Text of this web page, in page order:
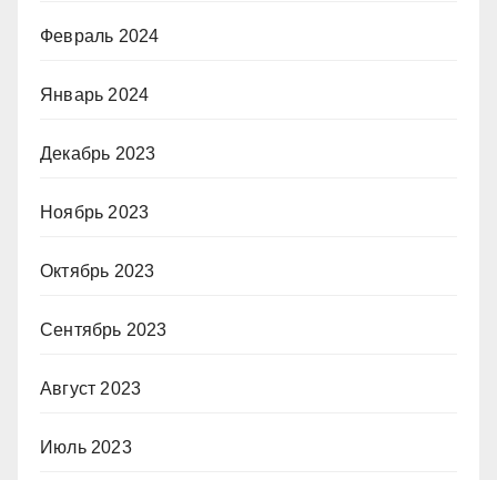
Февраль 2024
Январь 2024
Декабрь 2023
Ноябрь 2023
Октябрь 2023
Сентябрь 2023
Август 2023
Июль 2023